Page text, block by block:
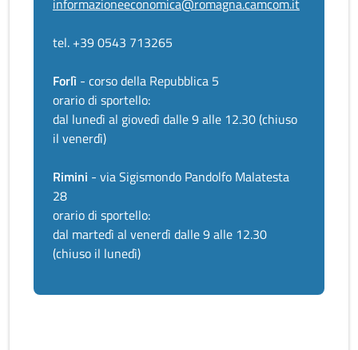
informazioneeconomica@romagna.camcom.it
tel. +39 0543 713265
Forlì - corso della Repubblica 5
orario di sportello:
dal lunedì al giovedì dalle 9 alle 12.30 (chiuso
il venerdì)
Rimini - via Sigismondo Pandolfo Malatesta
28
orario di sportello:
dal martedì al venerdì dalle 9 alle 12.30
(chiuso il lunedì)